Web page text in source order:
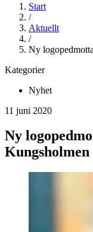
Start
/
Aktuellt
/
Ny
Kategorier
Nyhet
11 juni 2020
Ny
Kungsholmen